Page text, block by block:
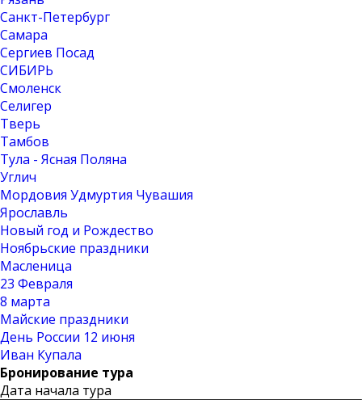
Санкт-Петербург
Самара
Сергиев Посад
СИБИРЬ
Смоленск
Селигер
Тверь
Тамбов
Тула - Ясная Поляна
Углич
Мордовия Удмуртия Чувашия
Ярославль
Новый год и Рождество
Ноябрьские праздники
Масленица
23 Февраля
8 марта
Майские праздники
День России 12 июня
Иван Купала
Бронирование тура
Дата начала тура